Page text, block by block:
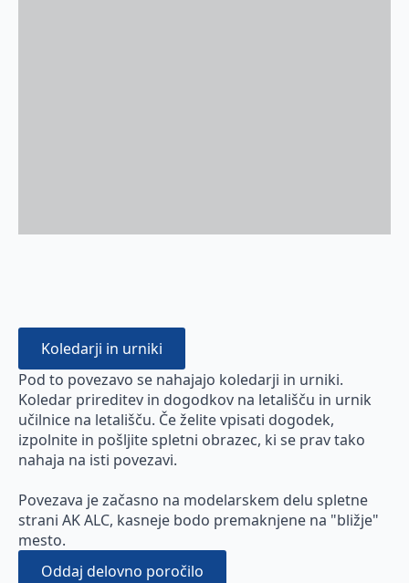
Koledarji in urniki
Pod to povezavo se nahajajo koledarji in urniki.
Koledar prireditev in dogodkov na letališču in urnik
učilnice na letališču. Če želite vpisati dogodek,
izpolnite in pošljite spletni obrazec, ki se prav tako
nahaja na isti povezavi.
Povezava je začasno na modelarskem delu spletne
strani AK ALC, kasneje bodo premaknjene na "bližje"
mesto.
Oddaj delovno poročilo